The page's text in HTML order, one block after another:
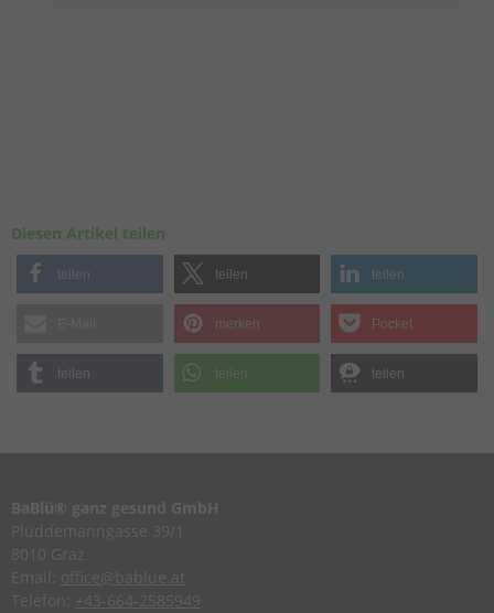
Diesen Artikel teilen
teilen teilen teilen
merken Pocket
teilen teilen teilen
BaBlü® ganz gesund GmbH
Plüddemanngasse 39/1
8010 Graz
Email: office@bablue.at
Telefon: +43-664-2585949